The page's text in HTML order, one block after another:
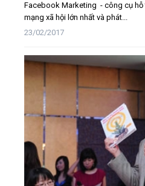
Facebook Marketing - công cụ
mạng xã hội lớn nhất và phát...
23/02/2017